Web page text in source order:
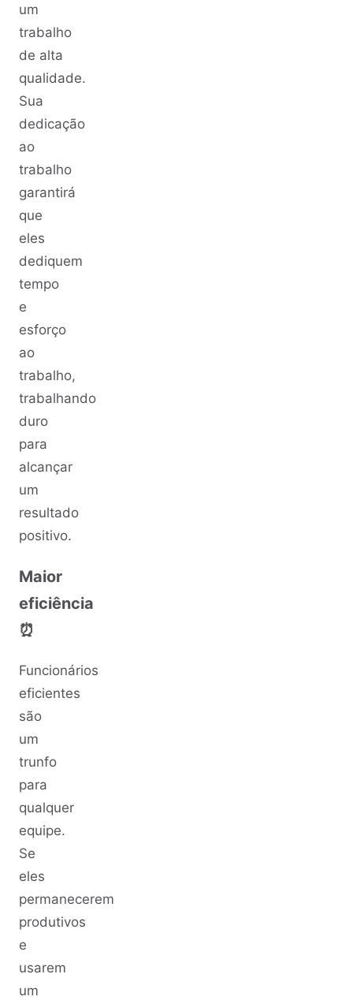
um
trabalho
de alta
qualidade.
Sua
dedicação
ao
trabalho
garantirá
que
eles
dediquem
tempo
e
esforço
ao
trabalho,
trabalhando
duro
para
alcançar
um
resultado
positivo.
Maior
eficiência
⏰
Funcionários
eficientes
são
um
trunfo
para
qualquer
equipe.
Se
eles
permanecerem
produtivos
e
usarem
um